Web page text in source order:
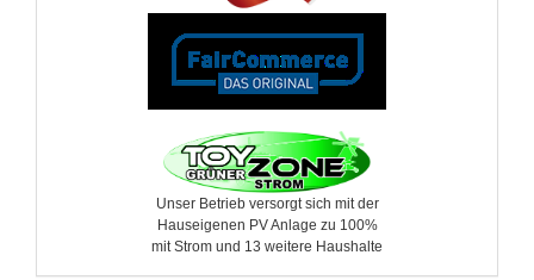
Unser Betrieb versorgt sich mit der
Hauseigenen PV Anlage zu 100%
mit Strom und 13 weitere ​Haushalte